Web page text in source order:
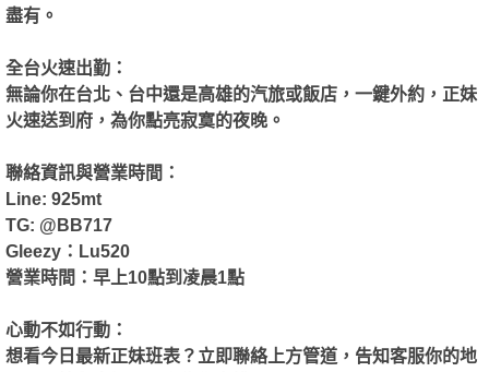
學
盡有。
全台火速出勤：
無論你在台北、台中還是高雄的汽旅或飯店，一鍵外約，正妹
火速送到府，為你點亮寂寞的夜晚。
聯絡資訊與營業時間：
Line: 925mt
TG: @BB717
Gleezy：Lu520
營業時間：早上10點到凌晨1點
心動不如行動：
想看今日最新正妹班表？立即聯絡上方管道，告知客服你的地